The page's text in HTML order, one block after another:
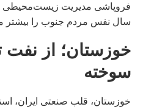
فروپاشی مدیریت زیست‌محیطی
سال نفس مردم جنوب را بیشتر
خوزستان؛ از
سوخته
خوزستان، قلب صنعتی ایران،